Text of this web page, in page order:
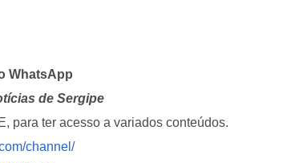
WhatsApp
de Sergipe
para ter acesso a variados conteúdos.
channel/